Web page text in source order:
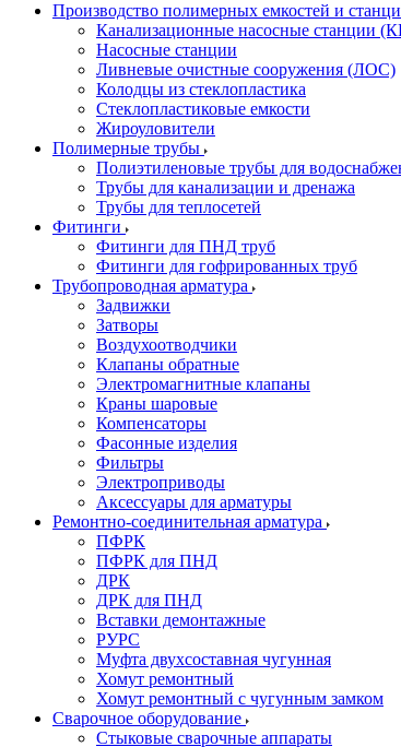
Производство полимерных емкостей и
Канализационные насосные станции
Насосные станции
Ливневые очистные сооружения (ЛОС)
Колодцы из стеклопластика
Стеклопластиковые емкости
Жироуловители
Полимерные трубы
Полиэтиленовые трубы для
Трубы для канализации и дренажа
Трубы для теплосетей
Фитинги
Фитинги для ПНД труб
Фитинги для гофрированных труб
Трубопроводная арматура
Задвижки
Затворы
Воздухоотводчики
Клапаны обратные
Электромагнитные клапаны
Краны шаровые
Компенсаторы
Фасонные изделия
Фильтры
Электроприводы
Аксессуары для арматуры
Ремонтно-соединительная арматура
ПФРК
ПФРК для ПНД
ДРК
ДРК для ПНД
Вставки демонтажные
РУРС
Муфта двухсоставная чугунная
Хомут ремонтный
Хомут ремонтный с чугунным замком
Сварочное оборудование
Стыковые сварочные аппараты